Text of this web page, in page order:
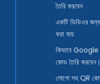
তৈরি করবেন
একটি ভিডিওর
করা যায়
কিভাবে
কোড তৈরি করবেন।
লোগো সহ QR